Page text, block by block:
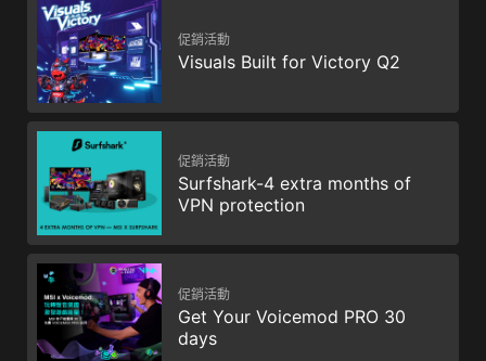
促銷活動
Visuals Built for Victory Q2
促銷活動
Surfshark-4 extra months of
VPN protection
促銷活動
Get Your Voicemod PRO 30
days